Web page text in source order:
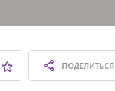
ПОДЕЛИТЬСЯ